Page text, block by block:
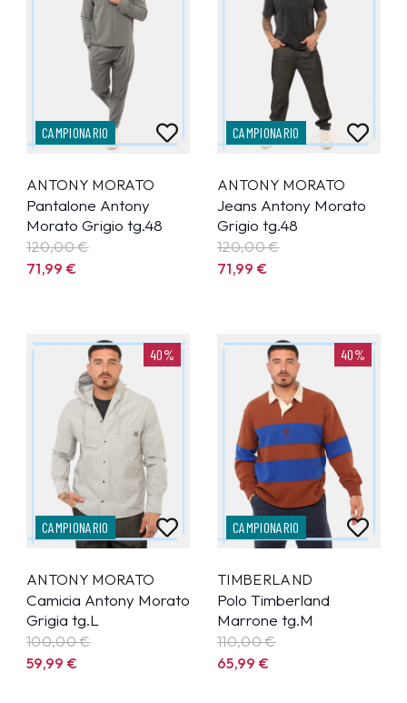
CAMPIONARIO
ANTONY MORATO
Pantalone Antony
Morato Grigio tg.48
120,00 €
71,99€
CAMPIONARIO
ANTONY MORATO
Jeans Antony Morato
Grigio tg.48
120,00 €
71,99€
40%
CAMPIONARIO
ANTONY MORATO
Camicia Antony Morato
Grigia tg.L
100,00 €
59,99€
40%
CAMPIONARIO
TIMBERLAND
Polo Timberland
Marrone tg.M
110,00 €
65,99€